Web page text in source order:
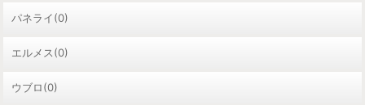
パネライ(0)
エルメス(0)
ウブロ(0)